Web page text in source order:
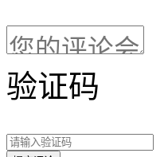
验证码